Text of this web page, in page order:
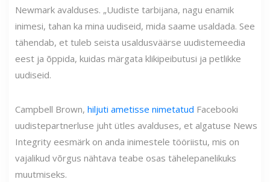
Newmark avalduses. „Uudiste tarbijana, nagu enamik
inimesi, tahan ka mina uudiseid, mida saame usaldada. See
tähendab, et tuleb seista usaldusväärse uudistemeedia
eest ja õppida, kuidas märgata klikipeibutusi ja petlikke
uudiseid.
Campbell Brown, hiljuti ametisse nimetatud Facebooki
uudistepartnerluse juht ütles avalduses, et algatuse News
Integrity eesmärk on anda inimestele tööriistu, mis on
vajalikud võrgus nähtava teabe osas tähelepanelikuks
muutmiseks.